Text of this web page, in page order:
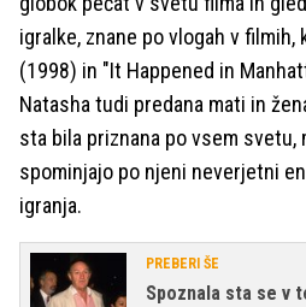
igralke, znane po vlogah v
(1998) in "It Happened in
Natasha tudi predana mati in
sta bila priznana po vsem svetu,
spominjajo po njeni neverjetni
igranja.
PREBERI ŠE
Spoznala sta se v